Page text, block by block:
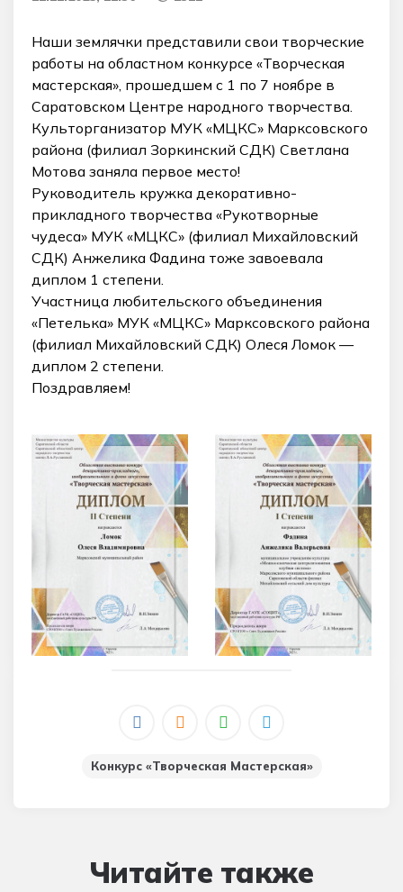
Наши землячки представили свои творческие
работы на областном конкурсе «Творческая
мастерская», прошедшем с 1 по 7 ноябре в
Саратовском Центре народного творчества.
Культорганизатор МУК «МЦКС» Марксовского
района (филиал Зоркинский СДК) Светлана
Мотова заняла первое место!
Руководитель кружка декоративно-
прикладного творчества «Рукотворные
чудеса» МУК «МЦКС» (филиал Михайловский
СДК) Анжелика Фадина тоже завоевала
диплом 1 степени.
Участница любительского объединения
«Петелька» МУК «МЦКС» Марксовского района
(филиал Михайловский СДК) Олеся Ломок —
диплом 2 степени.
Поздравляем!
Конкурс «Творческая Мастерская»
Читайте также